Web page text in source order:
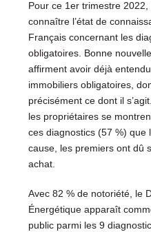
Pour ce 1er trimestre
connaître l’état de
Français concernant les
obligatoires. Bonne
affirment avoir déjà
immobiliers obligatoires,
précisément ce dont il
les propriétaires se
ces diagnostics (57 %) que
cause, les premiers ont dû
achat.
Avec 82 % de notoriété, le
Énergétique apparaît
public parmi les 9